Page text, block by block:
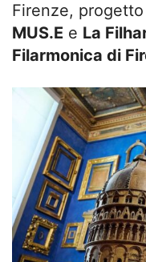
Firenze,
MUS.E e La
Filarmonica di